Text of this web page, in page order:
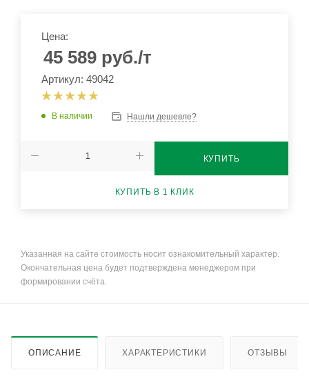
Цена:
45 589 руб./т
Артикул: 49042
В наличии Нашли дешевле?
КУПИТЬ
КУПИТЬ В 1 КЛИК
Указанная на сайте стоимость носит ознакомительный характер.
Окончательная цена будет подтверждена менеджером при
формировании счёта.
ОПИСАНИЕ ХАРАКТЕРИСТИКИ ОТЗЫВЫ